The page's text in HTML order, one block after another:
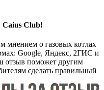
Caius Club!
мнением о газовых котлах
Google, Яндекс, 2ГИС и
отзыв поможет другим
сделать правильный